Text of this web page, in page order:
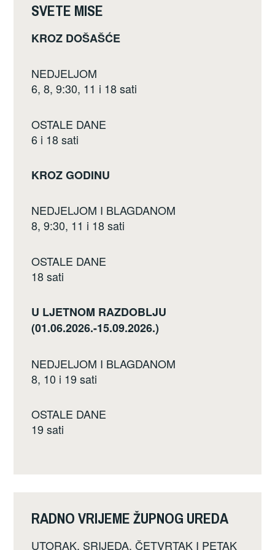
k
SVETE MISE
KROZ DOŠAŠĆE
NEDJELJOM
6, 8, 9:30, 11 i 18 sati
OSTALE DANE
6 i 18 sati
KROZ GODINU
NEDJELJOM I BLAGDANOM
8, 9:30, 11 i 18 sati
OSTALE DANE
18 sati
U LJETNOM RAZDOBLJU
(01.06.2026.-15.09.2026.)
NEDJELJOM I BLAGDANOM
8, 10 i 19 sati
OSTALE DANE
19 sati
RADNO VRIJEME ŽUPNOG UREDA
UTORAK, SRIJEDA, ČETVRTAK I PETAK